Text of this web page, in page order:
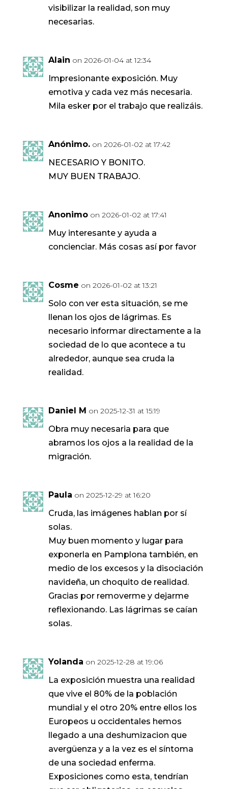
visibilizar la realidad, son muy
necesarias.
Alain on 2026-01-04 at 12:34
Impresionante exposición. Muy
emotiva y cada vez más necesaria.
Mila esker por el trabajo que realizáis.
Anónimo. on 2026-01-02 at 17:42
NECESARIO Y BONITO.
MUY BUEN TRABAJO.
Anonimo on 2026-01-02 at 17:41
Muy interesante y ayuda a
concienciar. Más cosas así por favor
Cosme on 2026-01-02 at 13:21
Solo con ver esta situación, se me
llenan los ojos de lágrimas. Es
necesario informar directamente a la
sociedad de lo que acontece a tu
alrededor, aunque sea cruda la
realidad.
Daniel M on 2025-12-31 at 15:19
Obra muy necesaria para que
abramos los ojos a la realidad de la
migración.
Paula on 2025-12-29 at 16:20
Cruda, las imágenes hablan por sí
solas.
Muy buen momento y lugar para
exponerla en Pamplona también, en
medio de los excesos y la disociación
navideña, un choquito de realidad.
Gracias por removerme y dejarme
reflexionando. Las lágrimas se caían
solas.
Yolanda on 2025-12-28 at 19:06
La exposición muestra una realidad
que vive el 80% de la población
mundial y el otro 20% entre ellos los
Europeos u occidentales hemos
llegado a una deshumizacion que
avergüenza y a la vez es el síntoma
de una sociedad enferma.
Exposiciones como esta, tendrían